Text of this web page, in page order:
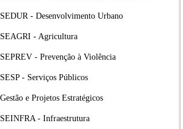
SEDUR - Desenvolvimento Urbano
SEAGRI - Agricultura
SEPREV - Prevenção à Violência
SESP - Serviços Públicos
Gestão e Projetos Estratégicos
SEINFRA - Infraestrutura